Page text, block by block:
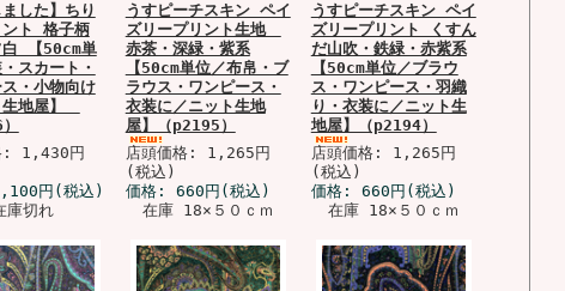
ました】ちり
ント 格子柄
白 【50cm単
スカート・
・小物向け
生地屋】
: 1,430円
円 (税込)
庫切れ
うすピーチスキン ペイ
ズリープリント生地
赤茶・深緑・紫系
【50cm単位／布帛・ブ
ラウス・ワンピース・
衣装に／ニット生地
屋】（p2195）
店頭価格: 1,265円
(税込)
価格: 660円 (税込)
在庫 18×５０ｃｍ
うすピーチスキン ペイ
ズリープリント くすん
だ山吹・鉄緑・赤紫系
【50cm単位／ブラウ
ス・ワンピース・羽織
り・衣装に／ニット生
地屋】（p2194）
店頭価格: 1,265円
(税込)
価格: 660円 (税込)
在庫 18×５０ｃｍ